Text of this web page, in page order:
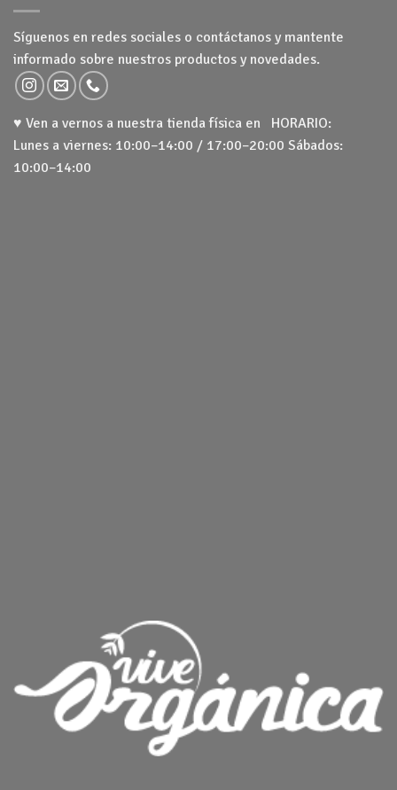
Síguenos en redes sociales o contáctanos y mantente
informado sobre nuestros productos y novedades.
♥ Ven a vernos a nuestra tienda física en HORARIO:
Lunes a viernes: 10:00–14:00 / 17:00–20:00 Sábados:
10:00–14:00